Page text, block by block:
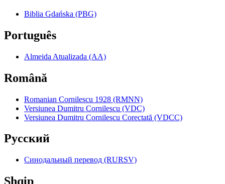
Biblia Gdańska (PBG)
Português
Almeida Atualizada (AA)
Română
Romanian Cornilescu 1928 (RMNN)
Versiunea Dumitru Cornilescu (VDC)
Versiunea Dumitru Cornilescu Corectată (VDCC)
Pyccкий
Синодальный перевод (RURSV)
Shqip